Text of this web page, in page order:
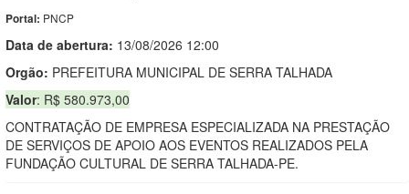
Portal: PNCP
Data de abertura: 13/08/2026 12:00
Orgão: PREFEITURA MUNICIPAL DE SERRA TALHADA
Valor: R$ 580.973,00
CONTRATAÇÃO DE EMPRESA ESPECIALIZADA NA PRESTAÇÃO
DE SERVIÇOS DE APOIO AOS EVENTOS REALIZADOS PELA
FUNDAÇÃO CULTURAL DE SERRA TALHADA-PE.